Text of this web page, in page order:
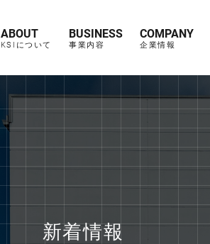
KSIについて
ABOUT
事業内容
BUSINESS
企業情報
COMPANY
新着情報